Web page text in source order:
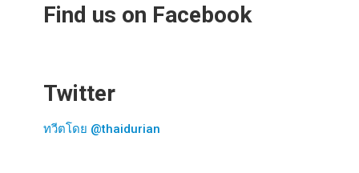
Find us on Facebook
Twitter
ทวีตโดย @thaidurian